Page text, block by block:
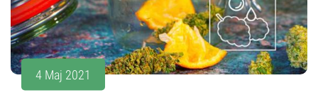
4 Maj 2021